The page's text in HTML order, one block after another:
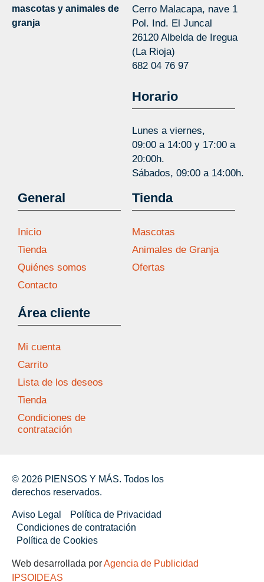
mascotas y animales de
granja
Cerro Malacapa, nave 1
Pol. Ind. El Juncal
26120 Albelda de Iregua
(La Rioja)
682 04 76 97
Horario
Lunes a viernes,
09:00 a 14:00 y 17:00 a
20:00h.
Sábados, 09:00 a 14:00h.
General
Inicio
Tienda
Quiénes somos
Contacto
Área cliente
Mi cuenta
Carrito
Lista de los deseos
Tienda
Condiciones de
contratación
Tienda
Mascotas
Animales de Granja
Ofertas
© 2026 PIENSOS Y MÁS. Todos los
derechos reservados.
Aviso Legal
Política de Privacidad
Condiciones de contratación
Política de Cookies
Web desarrollada porAgencia de Publicidad
IPSOIDEAS